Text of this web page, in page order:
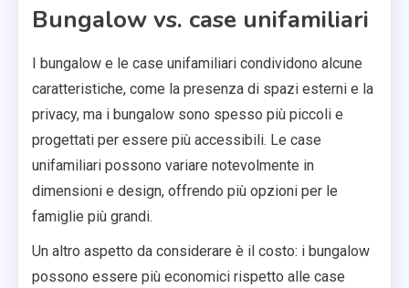
Bungalow vs. case unifamiliari
I bungalow e le case unifamiliari condividono alcune
caratteristiche, come la presenza di spazi esterni e la
privacy, ma i bungalow sono spesso più piccoli e
progettati per essere più accessibili. Le case
unifamiliari possono variare notevolmente in
dimensioni e design, offrendo più opzioni per le
famiglie più grandi.
Un altro aspetto da considerare è il costo: i bungalow
possono essere più economici rispetto alle case